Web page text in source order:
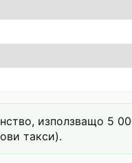
използващо 5
такси).